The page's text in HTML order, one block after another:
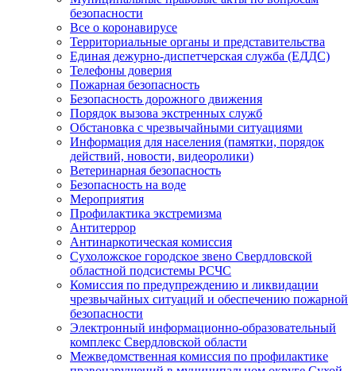
безопасности
Все о коронавирусе
Территориальные органы и представительства
Единая дежурно-диспетчерская служба (ЕДДС)
Телефоны доверия
Пожарная безопасность
Безопасность дорожного движения
Порядок вызова экстренных служб
Обстановка с чрезвычайными ситуациями
Информация для населения (памятки, порядок
действий, новости, видеоролики)
Ветеринарная безопасность
Безопасность на воде
Мероприятия
Профилактика экстремизма
Антитеррор
Антинаркотическая комиссия
Сухоложское городское звено Свердловской
областной подсистемы РСЧС
Комиссия по предупреждению и ликвидации
чрезвычайных ситуаций и обеспечению пожарной
безопасности
Электронный информационно-образовательный
комплекс Cвердловской области
Межведомственная комиссия по профилактике